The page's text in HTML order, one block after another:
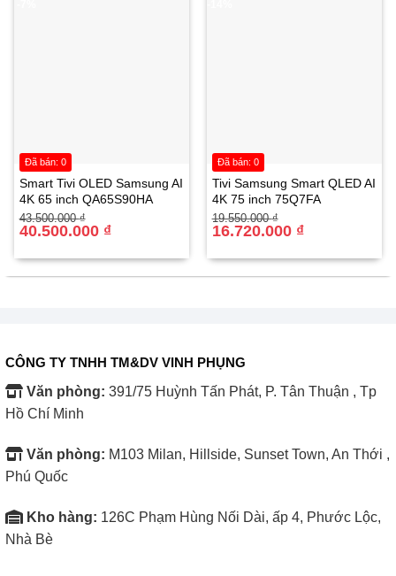
Smart Tivi OLED Samsung AI
4K 65 inch QA65S90HA
43.500.000₫
Giá
gốc
40.500.000 ₫
Giá
hiện
40.500.000 ₫.
Đã bán: 0
Tivi Samsung Smart QLED AI
4K 75 inch 75Q7FA
19.550.000₫
Giá
gốc
16.720.000 ₫
Giá
hiện
16.720.000 ₫.
Đã bán: 0
CÔNG TY TNHH TM&DV VINH PHỤNG
Văn phòng: 391/75 Huỳnh Tấn Phát, P. Tân Thuận , Tp
Hồ Chí Minh
Văn phòng: M103 Milan, Hillside, Sunset Town, An Thới ,
Phú Quốc
Kho hàng: 126C Phạm Hùng Nối Dài, ấp 4, Phước Lộc,
Nhà Bè